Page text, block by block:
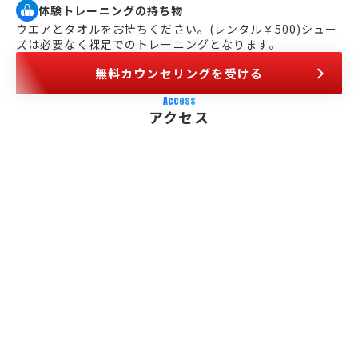
体験トレーニングの持ち物
ウエアとタオルをお持ちください。(レンタル￥500)シュー
ズは必要なく裸足でのトレーニングとなります。
無料カウンセリングを受ける
Access
アクセス